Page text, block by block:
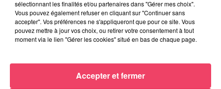
31 juillet 2026
COMBRÉE. AGRESSIONS SEXUELLES À L'ANCIEN COLLÈGE : UN
HOMME ENTENDU...
sélectionnant les finalités et/ou partenaires dans "Gérer mes choix".
Vous pouvez également refuser en cliquant sur "Continuer sans
accepter". Vos préférences ne s'appliqueront que pour ce site. Vous
pouvez mettre à jour vos choix, ou retirer votre consentement à tout
moment via le lien "Gérer les cookies" situé en bas de chaque page.
Accepter et fermer